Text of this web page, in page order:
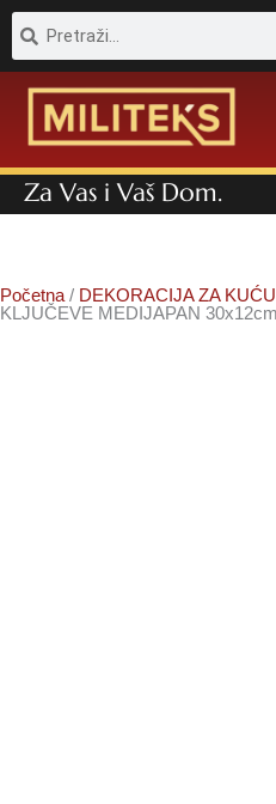
Pretraga
Za Vas i Vaš Dom.
Početna / DEKORACIJA ZA KUĆU
KLJUČEVE MEDIJAPAN